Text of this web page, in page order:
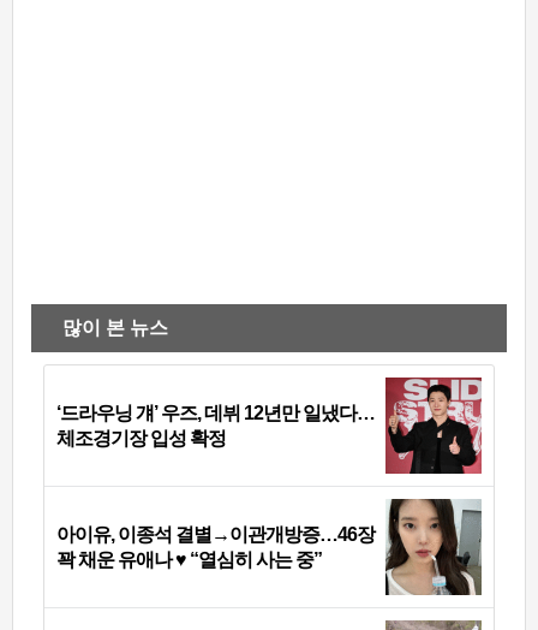
많이 본 뉴스
‘드라우닝 걔’ 우즈, 데뷔 12년만 일냈다…
체조경기장 입성 확정
아이유, 이종석 결별→이관개방증…46장
꽉 채운 유애나 ♥ “열심히 사는 중”